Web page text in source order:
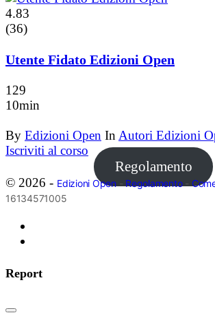
4.83
(36)
Utente Fidato Edizioni Open
129
10min
By Edizioni Open InAutori Edizioni
Iscriviti al corso
Regolamento
© 2026 - Edizioni Open - Regolamento-
16134571005
Report